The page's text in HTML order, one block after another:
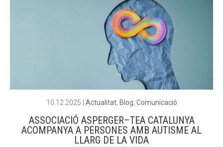
10.12.2025 Actualitat, Blog Comunicació
ASSOCIACIÓ ASPERGER–TEA CATALUNYA
ACOMPANYA A PERSONES AMB AUTISME AL
LLARG DE LA VIDA
ACCIÓ SOCIAL I JOVES
ESPLAIS
SUPORT TERCER SECTOR
ACCIÓ SOCIAL I JOVES
ESPLAIS
SUPORT TERCER SECTOR